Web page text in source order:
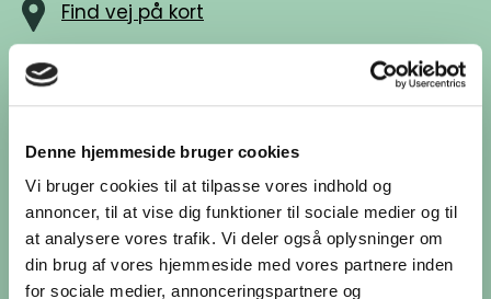
Denne hjemmeside bruger cookies
Vi bruger cookies til at tilpasse vores indhold og
annoncer, til at vise dig funktioner til sociale medier og til
at analysere vores trafik. Vi deler også oplysninger om
din brug af vores hjemmeside med vores partnere inden
for sociale medier, annonceringspartnere og
Find vej på kort
Tarot & Dyrekort
Info